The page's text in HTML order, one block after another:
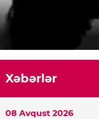
Xəbərlər
08 Avqust 2026